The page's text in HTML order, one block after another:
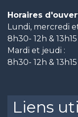
Horaires
Lundi, mercredi
8h30- 12h &
Mardi et jeudi :
8h30- 12h &
Liens